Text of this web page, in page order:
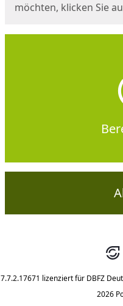
möchten, klicken Sie
7.7.2.17671 lizenziert für DBFZ
2026